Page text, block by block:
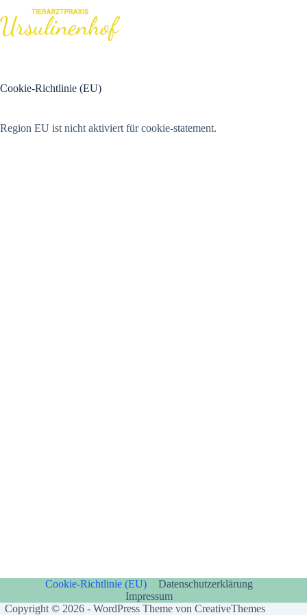
Inhalt
springen
Cookie-Richtlinie (EU)
Region EU ist nicht aktiviert für cookie-statement.
Cookie-Richtlinie (EU)
Datenschutzerklärung
Impressum
Copyright © 2026 - WordPress Theme vonCreativeThemes